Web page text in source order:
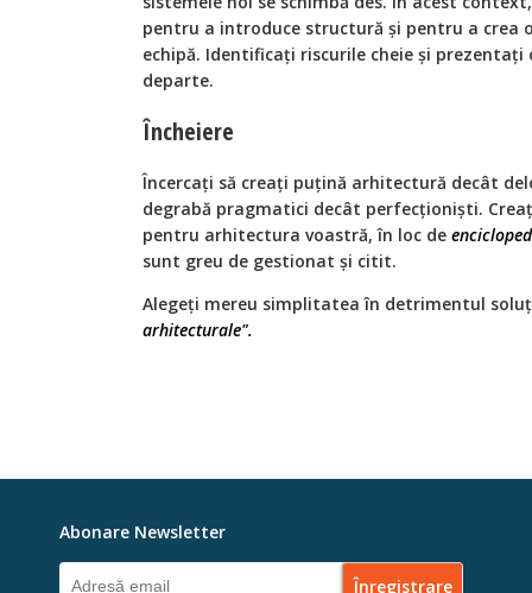
pentru a introduce structură și pentru a crea
echipă. Identificați riscurile cheie și
departe.
Încheiere
Încercați să creați puțină arhitectură decât
degrabă pragmatici decât perfecționiști.
pentru arhitectura voastră, în loc de
sunt greu de gestionat și citit.
Alegeți mereu simplitatea în detrimentul
arhitecturale".
Abonare Newsletter